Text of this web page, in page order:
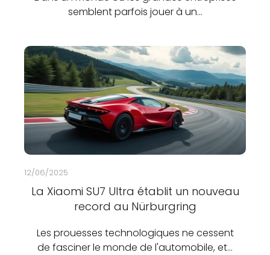
semblent parfois jouer à un…
12/06/2025
La Xiaomi SU7 Ultra établit un nouveau
record au Nürburgring
Les prouesses technologiques ne cessent
de fasciner le monde de l'automobile, et…